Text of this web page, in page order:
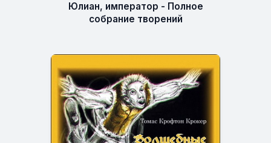
Юлиан, император - Полное
собрание творений